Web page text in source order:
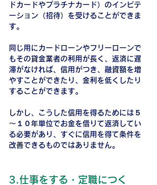
ドカードやプラチナカード）のインビテ
ーション（招待）を受けることができま
す。
同じ用にカードローンやフリーローンで
もその貸金業者の利用が長く、返済に遅
滞がなければ、信用がつき、融資額を増
やすことができたり、金利を低くしたり
することができます。
しかし、こうした信用を得るためには５
～１０年単位でお金を借りて返済してい
る必要があり、すぐに信用を得て条件を
改善できるものではありません。
3.仕事をする・定職につく